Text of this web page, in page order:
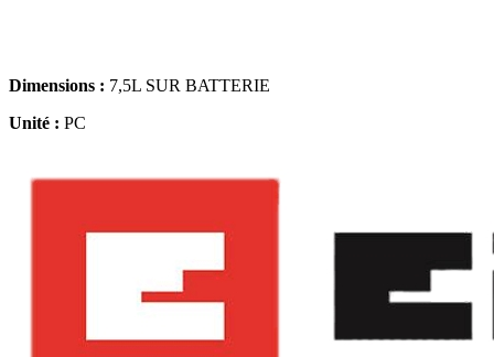
Dimensions : 7,5L SUR BATTERIE
Unité : PC